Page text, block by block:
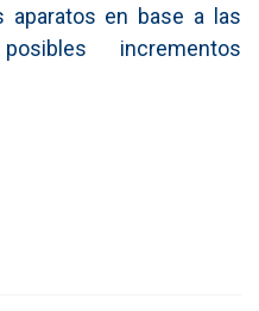
aparatos en base a las
incrementos